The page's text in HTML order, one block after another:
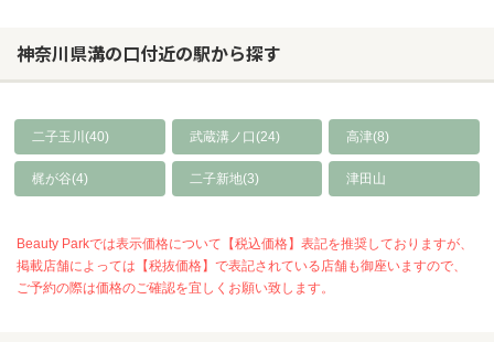
神奈川県溝の口付近の駅から探す
二子玉川(40) 武蔵溝ノ口(24) 高津(8)
梶が谷(4) 二子新地(3) 津田山
Beauty Parkでは表示価格について【税込価格】表記を推奨しておりますが、
掲載店舗によっては【税抜価格】で表記されている店舗も御座いますので、
ご予約の際は価格のご確認を宜しくお願い致します。